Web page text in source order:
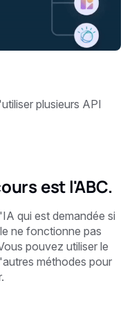
plusieurs API
est l'ABC.
qui est demandée si
ne fonctionne pas
pouvez utiliser le
méthodes pour